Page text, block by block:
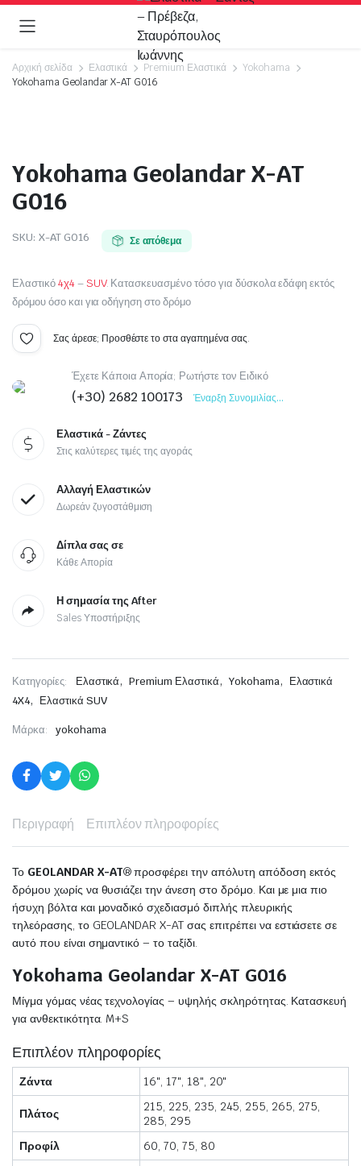
Αρχική σελίδα Ελαστικά Premium Ελαστικά
Yokohama
Yokohama Geolandar X-AT G016
Yokohama Geolandar X-AT
G016
SKU: X-AT G016 Σε απόθεμα
Ελαστικό4χ4–SUV. Κατασκευασμένο τόσο για δύσκολα εδάφη εκτός
δρόμου όσο και για οδήγηση στο δρόμο
Σας άρεσε; Προσθέστε το στα αγαπημένα σας.
Έχετε Κάποια Απορία; Ρωτήστε τον Ειδικό
(+30) 2682 100173 Έναρξη Συνομιλίας...
Ελαστικά - Ζάντες
Στις καλύτερες τιμές της αγοράς
Αλλαγή Ελαστικών
Δωρεάν ζυγοστάθμιση
Δίπλα σας σε
Κάθε Απορία
Η σημασία της After
Sales Υποστήριξης
Κατηγορίες: Ελαστικά, Premium Ελαστικά, Yokohama, Ελαστικά
4X4, Ελαστικά SUV
Μάρκα: yokohama
Περιγραφή Επιπλέον πληροφορίες
Το GEOLANDAR X-AT® προσφέρει την απόλυτη απόδοση εκτός
δρόμου χωρίς να θυσιάζει την άνεση στο δρόμο. Και με μια πιο
ήσυχη βόλτα και μοναδικό σχεδιασμό διπλής πλευρικής
τηλεόρασης, το GEOLANDAR X-AT σας επιτρέπει να εστιάσετε σε
αυτό που είναι σημαντικό – το ταξίδι.
Yokohama Geolandar X-AT G016
Μίγμα γόμας νέας τεχνολογίας – υψηλής σκληρότητας. Κατασκευή
για ανθεκτικότητα. M+S
Επιπλέον πληροφορίες
Ζάντα 16", 17", 18", 20"
Πλάτος
215, 225, 235, 245, 255, 265, 275,
285, 295
Προφίλ
60, 70, 75, 80